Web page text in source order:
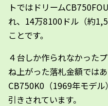
トではドリーム
れ、14万8100ドル（約
ことです。
４台しか作られなかった
ね上がった落札金額では
CB750K0（1969年モデ
引きされています。